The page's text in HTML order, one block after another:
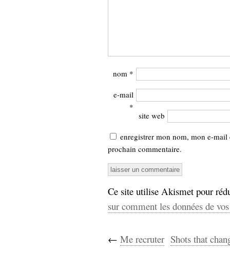
nom *
e-mail
*
site web
enregistrer mon nom, mon e-
prochain commentaire.
Ce site utilise Akismet pour
sur comment les données de
← Me recruter Shots that